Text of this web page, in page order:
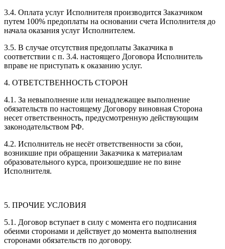
3.4. Оплата услуг Исполнителя производится Заказчиком
путем 100% предоплаты на основании счета Исполнителя до
начала оказания услуг Исполнителем.
3.5. В случае отсутствия предоплаты Заказчика в
соответствии с п. 3.4. настоящего Договора Исполнитель
вправе не приступать к оказанию услуг.
4. ОТВЕТСТВЕННОСТЬ СТОРОН
4.1. За невыполнение или ненадлежащее выполнение
обязательств по настоящему Договору виновная Сторона
несет ответственность, предусмотренную действующим
законодательством РФ.
4.2. Исполнитель не несёт ответственности за сбои,
возникшие при обращении Заказчика к материалам
образовательного курса, произошедшие не по вине
Исполнителя.
5. ПРОЧИЕ УСЛОВИЯ
5.1. Договор вступает в силу с момента его подписания
обеими сторонами и действует до момента выполнения
сторонами обязательств по договору.